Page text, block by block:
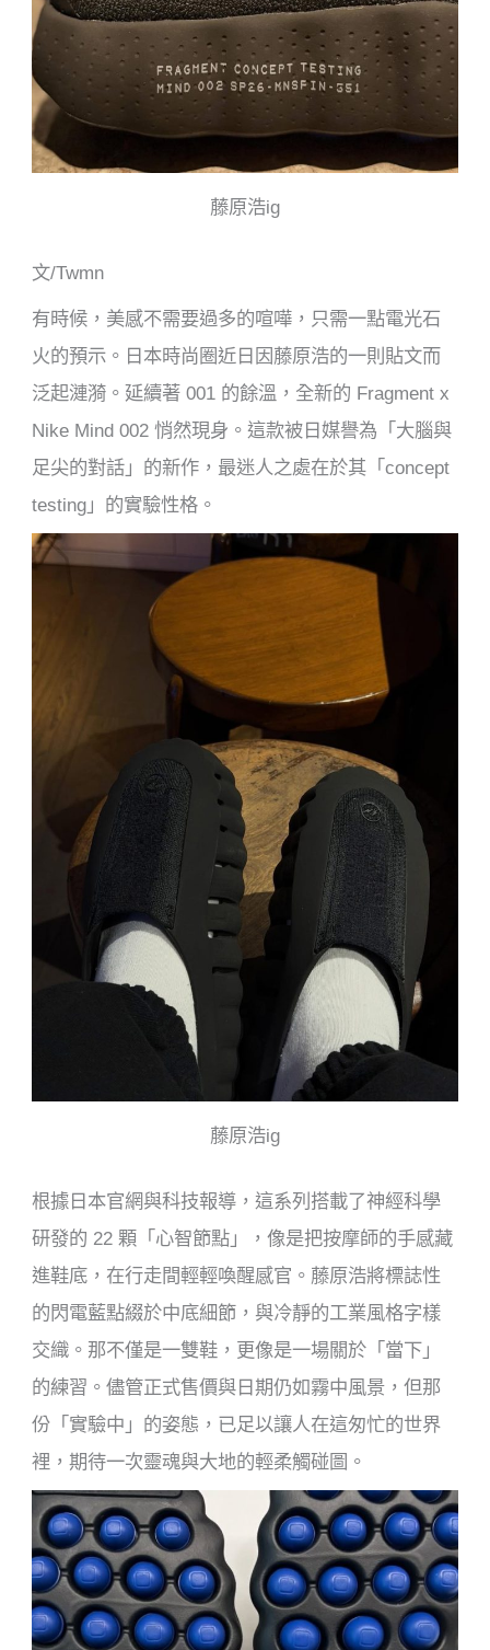
藤原浩ig
文/Twmn
有時候，美感不需要過多的喧嘩，只需一點電光石
火的預示。日本時尚圈近日因藤原浩的一則貼文而
泛起漣漪。延續著 001 的餘溫，全新的 Fragment x
Nike Mind 002 悄然現身。這款被日媒譽為「大腦與
足尖的對話」的新作，最迷人之處在於其「concept
testing」的實驗性格。
藤原浩ig
根據日本官網與科技報導，這系列搭載了神經科學
研發的 22 顆「心智節點」，像是把按摩師的手感藏
進鞋底，在行走間輕輕喚醒感官。藤原浩將標誌性
的閃電藍點綴於中底細節，與冷靜的工業風格字樣
交織。那不僅是一雙鞋，更像是一場關於「當下」
的練習。儘管正式售價與日期仍如霧中風景，但那
份「實驗中」的姿態，已足以讓人在這匆忙的世界
裡，期待一次靈魂與大地的輕柔觸碰圖。